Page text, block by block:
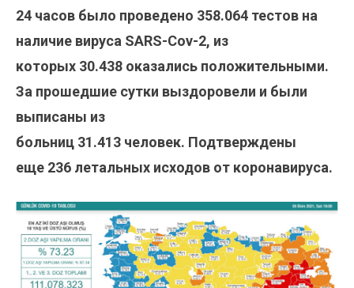
24 часов было проведено 358.064 тестов на
наличие вируса SARS-Cov-2, из
которых 30.438 оказались положительными.
За прошедшие сутки выздоровели и были
выписаны из
больниц 31.413 человек. Подтверждены
еще 236 летальных исходов от коронавируса.